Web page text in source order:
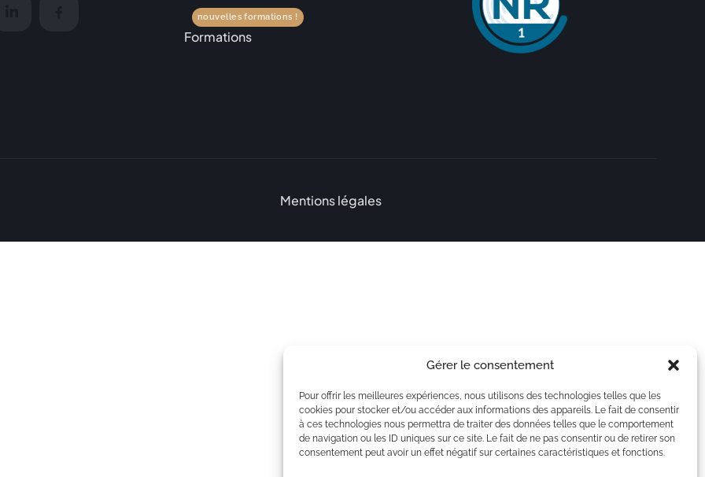
Gérer le consentement
Pour offrir les meilleures expériences, nous utilisons des technologies telles que les
cookies pour stocker et/ou accéder aux informations des appareils. Le fait de consentir
à ces technologies nous permettra de traiter des données telles que le comportement
de navigation ou les ID uniques sur ce site. Le fait de ne pas consentir ou de retirer son
consentement peut avoir un effet négatif sur certaines caractéristiques et fonctions.
Formations
nouvelles formations !
Mentions légales